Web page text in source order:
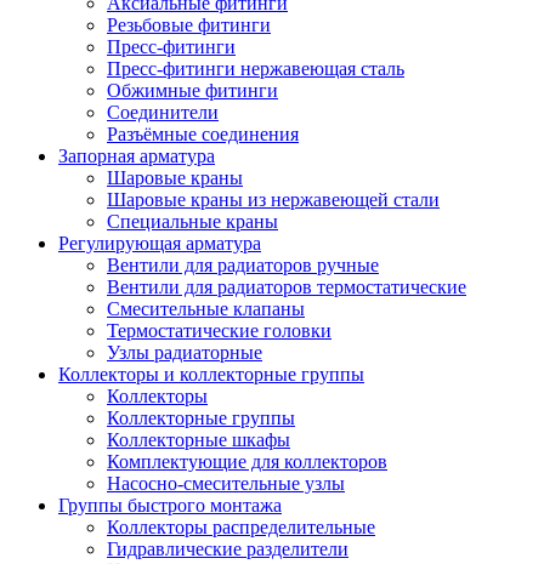
Резьбовые фитинги
Пресс-фитинги
Пресс-фитинги нержавеющая сталь
Обжимные фитинги
Соединители
Разъёмные соединения
Запорная арматура
Шаровые краны
Шаровые краны из нержавеющей стали
Специальные краны
Регулирующая арматура
Вентили для радиаторов ручные
Вентили для радиаторов термостатические
Смесительные клапаны
Термостатические головки
Узлы радиаторные
Коллекторы и коллекторные группы
Коллекторы
Коллекторные группы
Коллекторные шкафы
Комплектующие для коллекторов
Насосно-смесительные узлы
Группы быстрого монтажа
Коллекторы распределительные
Гидравлические разделители